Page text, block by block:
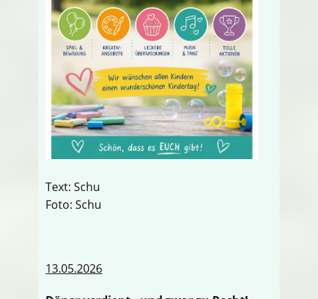
Text: Schu
Foto: Schu
13.05.2026